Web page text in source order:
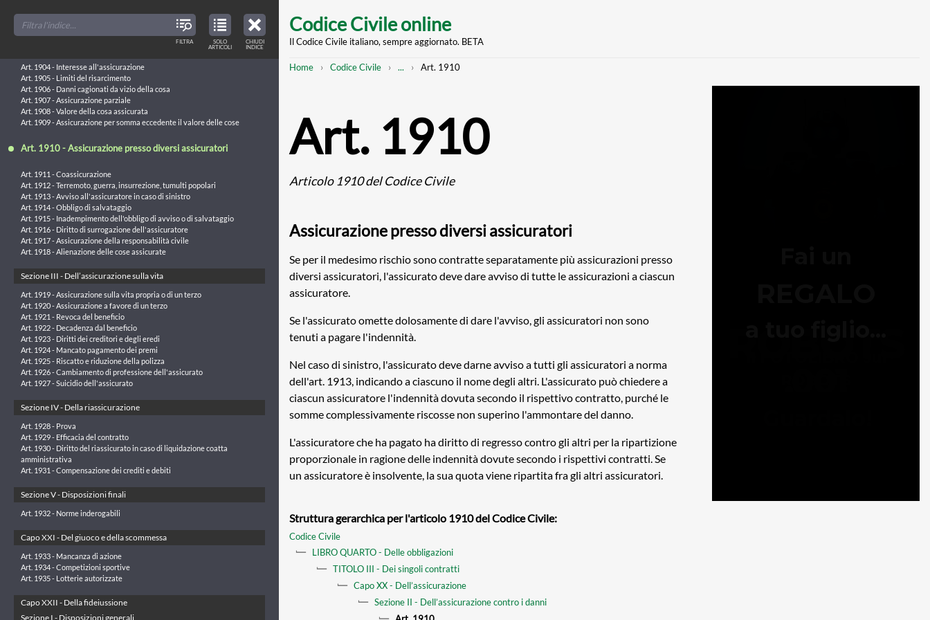
TABLE
OF
CONTENTS
CHIUDI
INDICE
main
Codice Civile online
Il Codice Civile italiano, sempre aggiornato. BETA
Breadcrumb
Home Codice Civile
Mostra
... Art. 1910
Art. 1910
Articolo 1910 del Codice Civile
Assicurazione presso diversi assicuratori
Se per il medesimo rischio sono contratte separatamente più assicurazioni presso
diversi assicuratori, l'assicurato deve dare avviso di tutte le assicurazioni a ciascun
assicuratore.
Se l'assicurato omette dolosamente di dare l'avviso, gli assicuratori non sono
tenuti a pagare l'indennità.
Nel caso di sinistro, l'assicurato deve darne avviso a tutti gli assicuratori a norma
dell'art. 1913, indicando a ciascuno il nome degli altri. L'assicurato può chiedere a
ciascun assicuratore l'indennità dovuta secondo il rispettivo contratto, purché le
somme complessivamente riscosse non superino l'ammontare del danno.
L'assicuratore che ha pagato ha diritto di regresso contro gli altri per la ripartizione
proporzionale in ragione delle indennità dovute secondo i rispettivi contratti. Se
un assicuratore è insolvente, la sua quota viene ripartita fra gli altri assicuratori.
Struttura gerarchica per l'articolo 1910 del Codice Civile:
Codice Civile
LIBRO QUARTO - Delle obbligazioni
TITOLO III - Dei singoli contratti
Capo XX - Dell’assicurazione
Sezione II - Dell’assicurazione contro i danni
TOC
TITLES
FILTRA
VIEW
ONLY
ARTICLES
IN
TABLE
SOLO
ARTICOLI
Art. 1902 - Fusione, concentrazione e liquidazione coatta amministrativa
Art. 1903 - Agenti di assicurazione
Art. 1904 - Interesse all'assicurazione
Art. 1905 - Limiti del risarcimento
Art. 1906 - Danni cagionati da vizio della cosa
Art. 1907 - Assicurazione parziale
Art. 1908 - Valore della cosa assicurata
Art. 1909 - Assicurazione per somma eccedente il valore delle cose
Art. 1910 - Assicurazione presso diversi assicuratori
Art. 1911 - Coassicurazione
Art. 1912 - Terremoto, guerra, insurrezione, tumulti popolari
Art. 1913 - Avviso all'assicuratore in caso di sinistro
Art. 1914 - Obbligo di salvataggio
Art. 1915 - Inadempimento dell'obbligo di avviso o di salvataggio
Art. 1916 - Diritto di surrogazione dell'assicuratore
Art. 1917 - Assicurazione della responsabilità civile
Art. 1918 - Alienazione delle cose assicurate
Sezione III - Dell’assicurazione sulla vita
Art. 1919 - Assicurazione sulla vita propria o di un terzo
Art. 1920 - Assicurazione a favore di un terzo
Art. 1921 - Revoca del beneficio
Art. 1922 - Decadenza dal beneficio
Art. 1923 - Diritti dei creditori e degli eredi
Art. 1924 - Mancato pagamento dei premi
Art. 1925 - Riscatto e riduzione della polizza
Art. 1926 - Cambiamento di professione dell'assicurato
Art. 1927 - Suicidio dell'assicurato
Sezione IV - Della riassicurazione
Art. 1928 - Prova
Art. 1929 - Efficacia del contratto
Art. 1930 - Diritto del riassicurato in caso di liquidazione coatta
amministrativa
Art. 1931 - Compensazione dei crediti e debiti
Sezione V - Disposizioni finali
Art. 1932 - Norme inderogabili
Capo XXI - Del giuoco e della scommessa
Art. 1933 - Mancanza di azione
Art. 1934 - Competizioni sportive
Art. 1935 - Lotterie autorizzate
Capo XXII - Della fideiussione
Sezione I - Disposizioni generali